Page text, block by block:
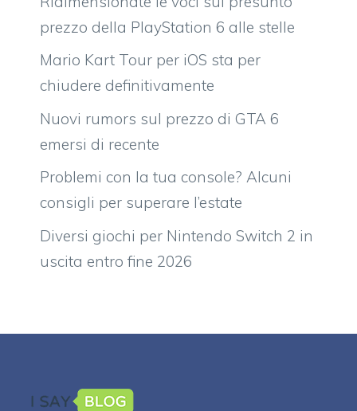
prezzo della PlayStation 6 alle stelle
Mario Kart Tour per iOS sta per
chiudere definitivamente
Nuovi rumors sul prezzo di GTA 6
emersi di recente
Problemi con la tua console? Alcuni
consigli per superare l’estate
Diversi giochi per Nintendo Switch 2 in
uscita entro fine 2026